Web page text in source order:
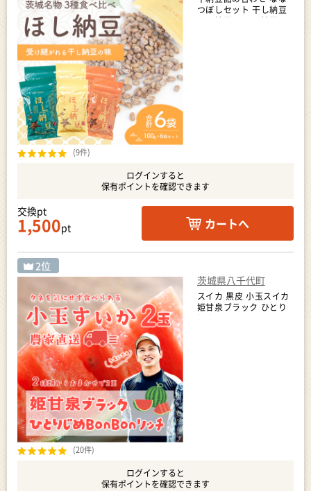
(9件)
つぼしセット 干し納豆
ほし納豆 ドライ納豆 ア
ログインすると
保有ポイントを確認できます
交換pt
1,500pt カートへ
(20件)
茨城県八千代町
スイカ 黒皮 小玉スイカ
姫甘泉ブラック ひとり
じめBonBonリッチ 1箱
ログインすると
保有ポイントを確認できます